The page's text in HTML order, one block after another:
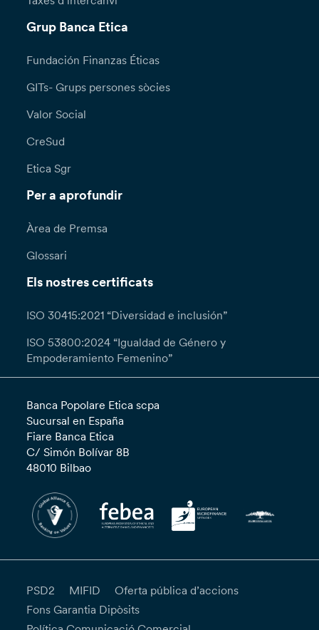
Grup Banca Etica
Fundación Finanzas Éticas
GITs- Grups persones sòcies
Valor Social
CreSud
Etica Sgr
Per a aprofundir
Àrea de Premsa
Glossari
Els nostres certificats
ISO 30415:2021 “Diversidad e inclusión”
ISO 53800:2024 “Igualdad de Género y
Empoderamiento Femenino”
Banca Popolare Etica scpa
Sucursal en España
Fiare Banca Etica
C/ Simón Bolívar 8B
48010 Bilbao
PSD2 MIFID
Oferta pública d’accions
Fons Garantia Dipòsits